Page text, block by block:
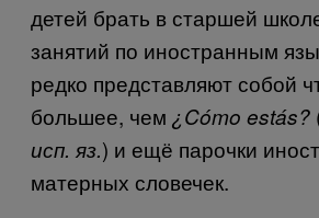
детей брать в старшей
занятий по иностранным
редко представляют собой
большее, чем ¿Cómo estás?
исп. яз.) и ещё парочки
матерных словечек.